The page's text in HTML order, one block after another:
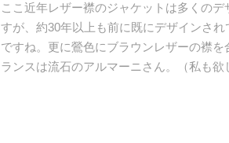
ここ近年レザー襟のジャケットは多くのデ
すが、約30年以上も前に既にデザインさ
ですね。更に鶯色にブラウンレザーの襟
ランスは流石のアルマーニさん。（私も欲